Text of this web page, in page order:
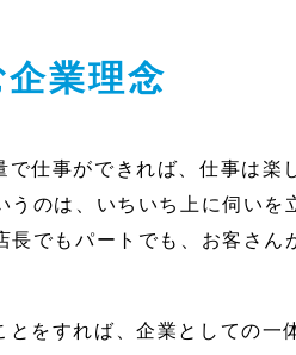
業理念
仕事ができれば、仕事は
うのは、いちいち上に伺い
長でもパートでも、お客さ
とをすれば、企業としての